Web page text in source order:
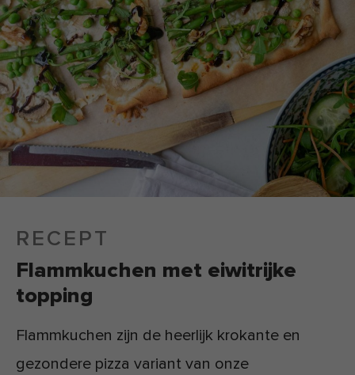
RECEPT
Flammkuchen met eiwitrijke
topping
Flammkuchen zijn de heerlijk krokante en
gezondere pizza variant van onze